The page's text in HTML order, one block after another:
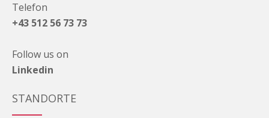
Telefon
+43 512 56 73 73
Follow us on
Linkedin
STANDORTE